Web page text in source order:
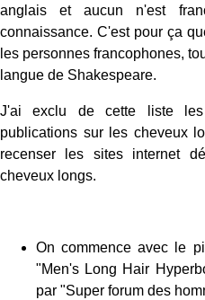
anglais et aucun n'est
connaissance. C'est pour ça
les personnes francophones,
langue de Shakespeare.
J'ai exclu de cette liste
publications sur les cheveux
recenser les sites internet
cheveux longs.
On commence avec le
"Men's Long Hair
par "Super forum des